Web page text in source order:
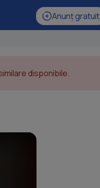
Anunț gratuit
disponibile.